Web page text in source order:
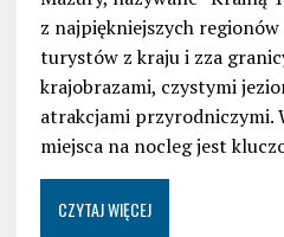
z najpiękniejszych regionów
turystów z kraju i zza
krajobrazami, czystymi
atrakcjami przyrodniczymi.
miejsca na nocleg jest
CZYTAJ WIĘCEJ